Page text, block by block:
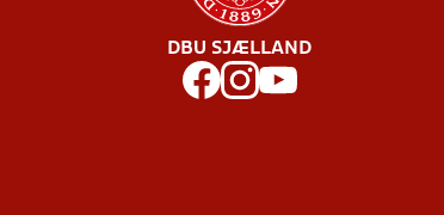
DBU SJÆLLAND